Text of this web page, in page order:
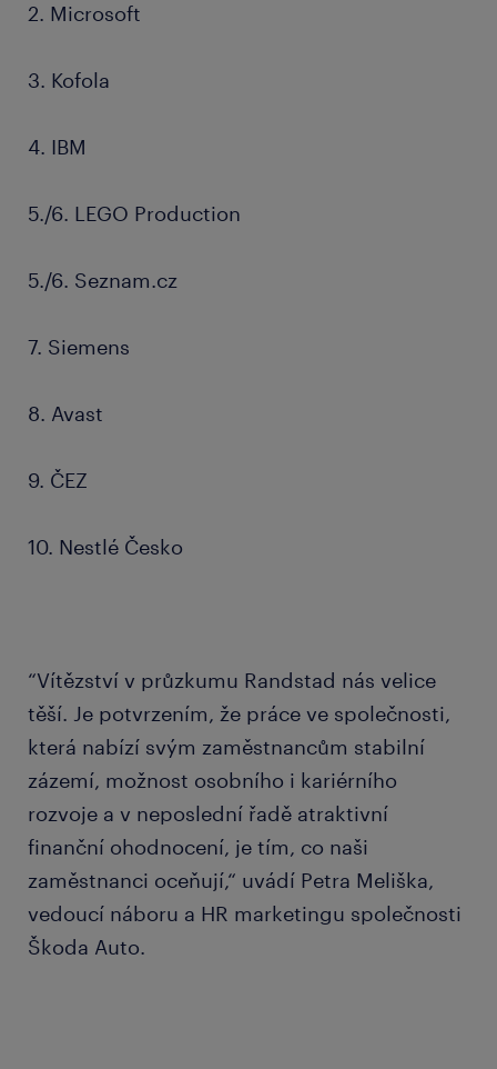
2. Microsoft
3. Kofola
4. IBM
5./6. LEGO Production
5./6. Seznam.cz
7. Siemens
8. Avast
9. ČEZ
10. Nestlé Česko
“Vítězství v průzkumu Randstad nás velice
těší. Je potvrzením, že práce ve společnosti,
která nabízí svým zaměstnancům stabilní
zázemí, možnost osobního i kariérního
rozvoje a v neposlední řadě atraktivní
finanční ohodnocení, je tím, co naši
zaměstnanci oceňují,“ uvádí Petra Meliška,
vedoucí náboru a HR marketingu společnosti
Škoda Auto.